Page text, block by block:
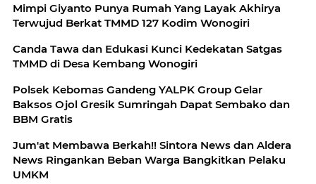
Mimpi Giyanto Punya Rumah Yang Layak Akhirya
Terwujud Berkat TMMD 127 Kodim Wonogiri
Canda Tawa dan Edukasi Kunci Kedekatan Satgas
TMMD di Desa Kembang Wonogiri
Polsek Kebomas Gandeng YALPK Group Gelar
Baksos Ojol Gresik Sumringah Dapat Sembako dan
BBM Gratis
Jum'at Membawa Berkah!! Sintora News dan Aldera
News Ringankan Beban Warga Bangkitkan Pelaku
UMKM